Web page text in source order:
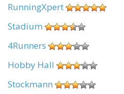
RunningXpert
Stadium
4Runners
Hobby Hall
Stockmann